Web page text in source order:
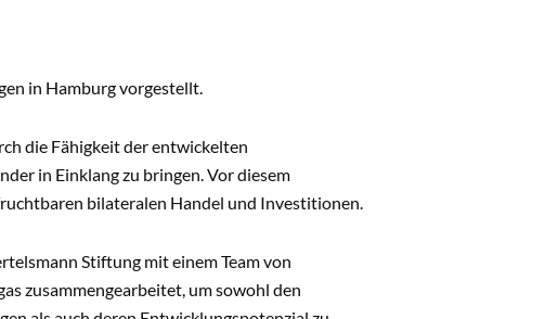
in Hamburg vorgestellt.
die Fähigkeit der entwickelten
in Einklang zu bringen. Vor diesem
bilateralen Handel und Investitionen.
Stiftung mit einem Team von
zusammengearbeitet, um sowohl den